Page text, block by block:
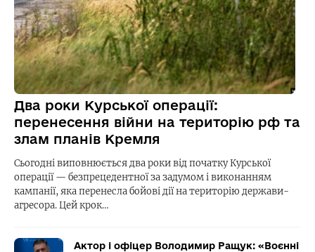
Два роки Курської операції:
перенесення війни на територію рф та
злам планів Кремля
Сьогодні виповнюється два роки від початку Курської
операції — безпрецедентної за задумом і виконанням
кампанії, яка перенесла бойові дії на територію держави-
агресора. Цей крок…
Актор і офіцер Володимир Ращук: «Воєнні